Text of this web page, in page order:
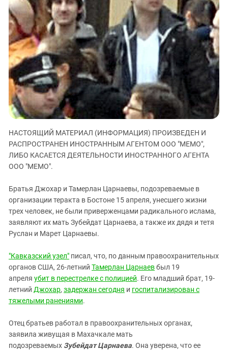
ЗАСТАВЛЯЕТ
КАВКАЗ ЗА ПАЛЕСТИНУ
ИНАКОМЫСЛИЕ В ЧЕЧНЕ
ПРЕСЛЕДОВАНИЕ АКТИВИСТОВ
МОБИЛИЗАЦИЯ И ПРОТЕСТЫ
Дагестан
Ингушетия
Кабардино-Балкария
Калмыкия
Карачаево-Черкесия
Краснодарский край
Нагорный Карабах
Российская Федерация
Ростовская область
СКФО
Чечня
Южная Осетия
Южный Кавказ
НАСТОЯЩИЙ МАТЕРИАЛ (ИНФОРМАЦИЯ) ПРОИЗВЕДЕН И
РАСПРОСТРАНЕН ИНОСТРАННЫМ АГЕНТОМ ООО "МЕМО",
ЛИБО КАСАЕТСЯ ДЕЯТЕЛЬНОСТИ ИНОСТРАННОГО АГЕНТА
ООО "МЕМО".
Братья Джохар и Тамерлан Царнаевы, подозреваемые в
организации теракта в Бостоне 15 апреля, унесшего жизни
трех человек, не были приверженцами радикального ислама,
заявляют их мать Зубейдат Царнаева, а также их дядя и тетя
Руслан и Марет Царнаевы.
"Кавказский узел" писал, что, по данным правоохранительных
органов США, 26-летний Тамерлан Царнаевбыл 19
апреля убит в перестрелке с полицией. Его младший брат, 19-
летний Джохар, задержан сегодня и госпитализирован с
тяжелыми ранениями.
Отец братьев работал в правоохранительных органах,
заявила живущая в Махачкале мать
подозреваемых Зубейдат Царнаева. Она уверена, что ее